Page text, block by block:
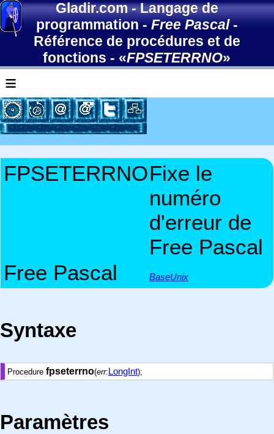
Gladir.com-Langage de
programmation-Free Pascal-
Référence de procédures et de
fonctions - «FPSETERRNO»
≡
FPSETERRNOFixe le
numéro
d'erreur de
Free Pascal
Free Pascal
BaseUnix
Syntaxe
Procedure fpseterrno(err:LongInt);
Paramètres